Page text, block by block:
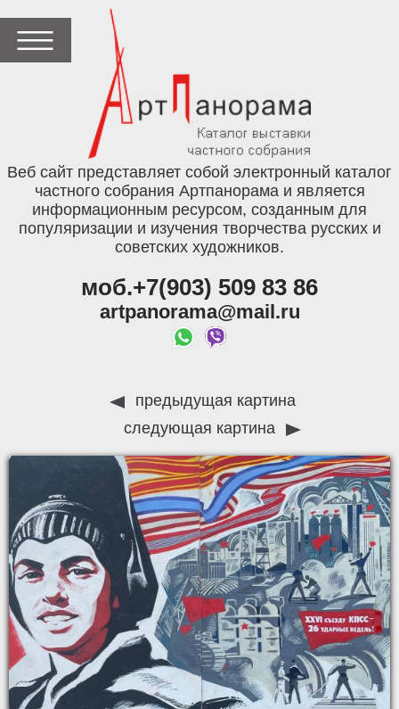
Веб сайт представляет собой электронный каталог
частного собрания Артпанорама и является
информационным ресурсом, созданным для
популяризации и изучения творчества русских и
советских художников.
моб.+7(903) 509 83 86
artpanorama@mail.ru
предыдущая картина
следующая картина